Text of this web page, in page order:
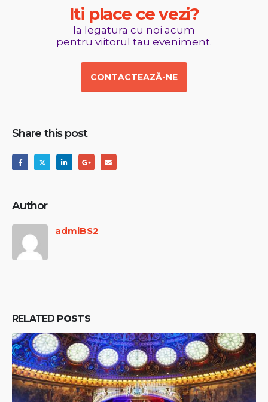
Iti place cevezi?
Ia legatura cu noi acum
pentru viitorul tau eveniment.
CONTACTEAZĂ-NE
Share this post
Author
admiBS2
RELATED POSTS